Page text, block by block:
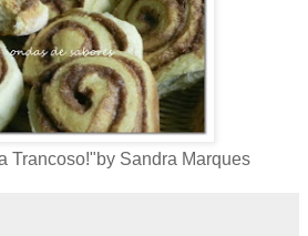
Trancoso!"by Sandra Marques